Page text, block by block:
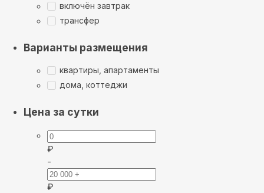
включён завтрак
трансфер
Варианты размещения
квартиры, апартаменты
дома, коттеджи
Цена за сутки
₽
-
₽